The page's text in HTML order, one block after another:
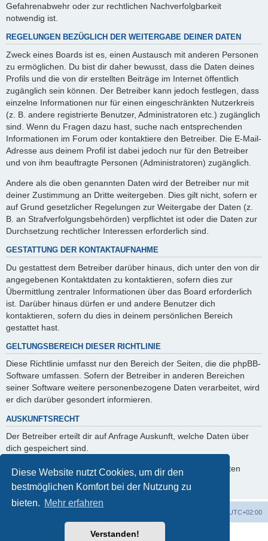
Diese Website nutzt Cookies, um dir den
bestmöglichen Komfort bei der Nutzung zu
bieten. Mehr erfahren
Verstanden!
Gefahrenabwehr oder zur rechtlichen Nachverfolgbarkeit
notwendig ist.
REGELUNGEN BEZÜGLICH DER WEITERGABE DEINER DATEN
Zweck eines Boards ist es, einen Austausch mit anderen Personen
zu ermöglichen. Du bist dir daher bewusst, dass die Daten deines
Profils und die von dir erstellten Beiträge im Internet öffentlich
zugänglich sein können. Der Betreiber kann jedoch festlegen, dass
einzelne Informationen nur für einen eingeschränkten Nutzerkreis
(z. B. andere registrierte Benutzer, Administratoren etc.) zugänglich
sind. Wenn du Fragen dazu hast, suche nach entsprechenden
Informationen im Forum oder kontaktiere den Betreiber. Die E-Mail-
Adresse aus deinem Profil ist dabei jedoch nur für den Betreiber
und von ihm beauftragte Personen (Administratoren) zugänglich.
Andere als die oben genannten Daten wird der Betreiber nur mit
deiner Zustimmung an Dritte weitergeben. Dies gilt nicht, sofern er
auf Grund gesetzlicher Regelungen zur Weitergabe der Daten (z.
B. an Strafverfolgungsbehörden) verpflichtet ist oder die Daten zur
Durchsetzung rechtlicher Interessen erforderlich sind.
GESTATTUNG DER KONTAKTAUFNAHME
Du gestattest dem Betreiber darüber hinaus, dich unter den von dir
angegebenen Kontaktdaten zu kontaktieren, sofern dies zur
Übermittlung zentraler Informationen über das Board erforderlich
ist. Darüber hinaus dürfen er und andere Benutzer dich
kontaktieren, sofern du dies in deinem persönlichen Bereich
gestattet hast.
GELTUNGSBEREICH DIESER RICHTLINIE
Diese Richtlinie umfasst nur den Bereich der Seiten, die die phpBB-
Software umfassen. Sofern der Betreiber in anderen Bereichen
seiner Software weitere personenbezogene Daten verarbeitet, wird
er dich darüber gesondert informieren.
AUSKUNFTSRECHT
Der Betreiber erteilt dir auf Anfrage Auskunft, welche Daten über
dich gespeichert sind.
Du kannst jederzeit die Löschung bzw. Sperrung deiner Daten
verlangen. Kontaktiere hierzu bitte den Betreiber.
UTC+02:00
Powered byphpBB® Forum Software © phpBB Limited